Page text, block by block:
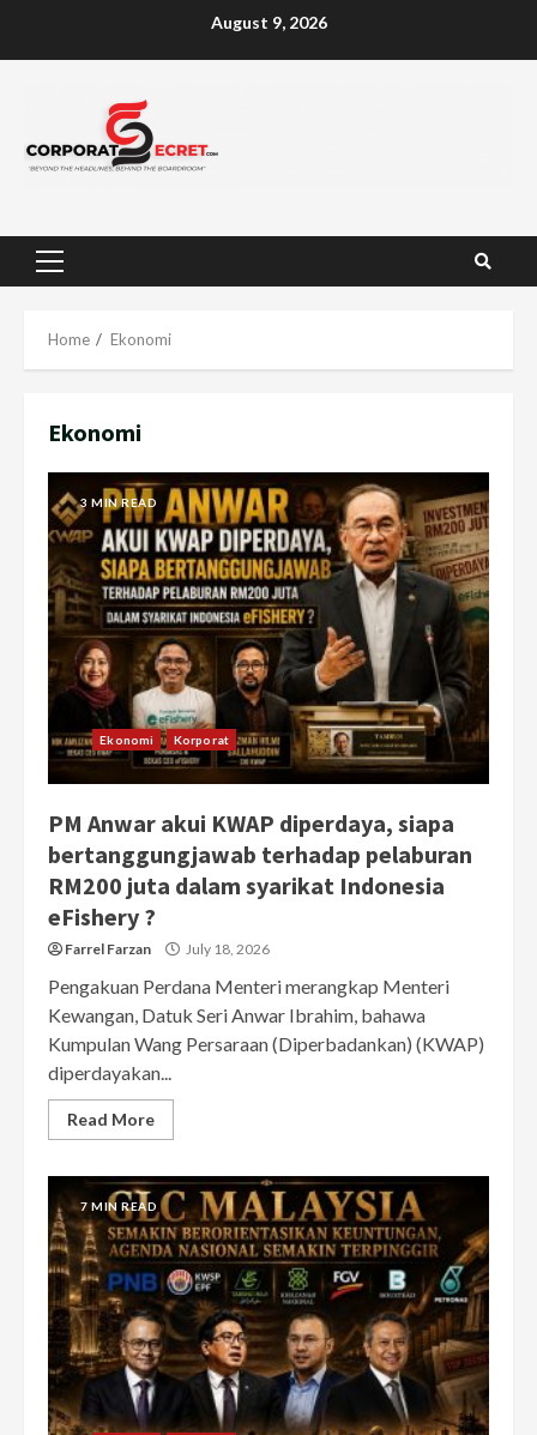
August 9, 2026
Primary
Home Ekonomi
Ekonomi
3 MIN READ
Ekonomi Korporat
PM Anwar akui KWAP diperdaya, siapa
bertanggungjawab terhadap pelaburan
RM200 juta dalam syarikat Indonesia
eFishery ?
Farrel Farzan July 18, 2026
Pengakuan Perdana Menteri merangkap Menteri
Kewangan, Datuk Seri Anwar Ibrahim, bahawa
Kumpulan Wang Persaraan (Diperbadankan) (KWAP)
diperdayakan...
Read More
7 MIN READ